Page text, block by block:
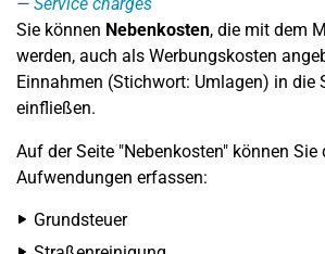
Sie können Nebenkosten, die mit dem
werden, auch als Werbungskosten
Einnahmen (Stichwort: Umlagen) in die
einfließen.
Auf der Seite "Nebenkosten" können
Aufwendungen erfassen:
Grundsteuer